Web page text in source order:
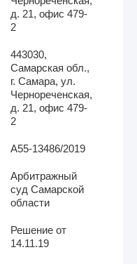
д. 21, офис 479-
2
443030,
Самарская обл.,
г. Самара, ул.
Чернореченская,
д. 21, офис 479-
2
А55-13486/2019
Арбитражный
суд Самарской
области
Решение от
14.11.19